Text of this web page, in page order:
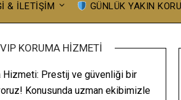
& İLETIŞIM GÜNLÜK YAKIN
VIP KORUMA HIZMETI
Hizmeti: Prestij ve güvenliği bir
Konusunda uzman ekibimizle